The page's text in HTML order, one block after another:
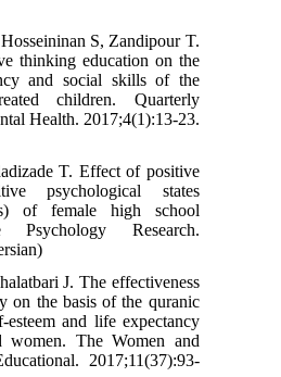
16. Saffarhamidi E, Hosseininan S,
The effect of positive thinking
perceived competency and social
orphan and mistreated children.
Journal of Child Mental Health.
17. Farnam A, Madadizade T. Effect
training on positive
(character strengths) of female
students. Positive Psychology
2017;3(1):61-76. (Persian)
18. Aghajani MJ, Khalatbari J. The
of teaching positivity on the basis of
concepts on the self-esteem and life
of socially-impaired women. The
Families Cultural Educational.